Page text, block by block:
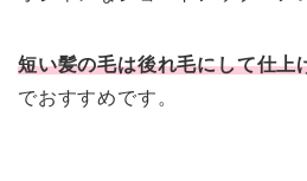
短い髪の毛は後れ毛にして仕上
でおすすめです。